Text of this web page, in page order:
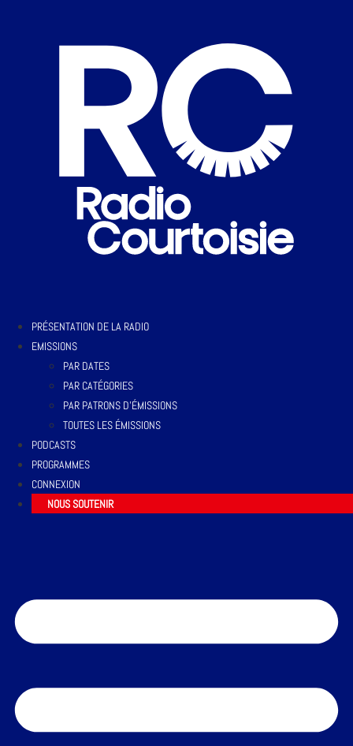
PRÉSENTATION DE LA RADIO
EMISSIONS
PAR DATES
PAR CATÉGORIES
PAR PATRONS D’ÉMISSIONS
TOUTES LES ÉMISSIONS
PODCASTS
PROGRAMMES
CONNEXION
NOUS SOUTENIR